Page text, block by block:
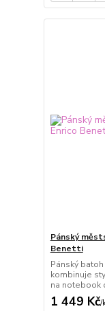
Pánský
Benetti
Pánský
kombinuje
na notebook
1 449 Kč/